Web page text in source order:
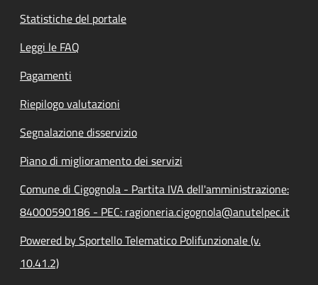
Statistiche del portale
Leggi le FAQ
Pagamenti
Riepilogo valutazioni
Segnalazione disservizio
Piano di miglioramento dei servizi
Comune di Cigognola - Partita IVA dell'amministrazione:
84000590186 - PEC: ragioneria.cigognola@anutelpec.it
Powered by Sportello Telematico Polifunzionale (v.
10.41.2)